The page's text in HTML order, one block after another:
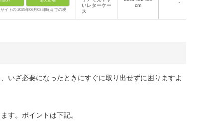
イトの 2025年06月03日時点 での税
いレターケー
ス
cm
-
いざ必要になったときにすぐに取り出せずに困りますよ
す。ポイントは下記。